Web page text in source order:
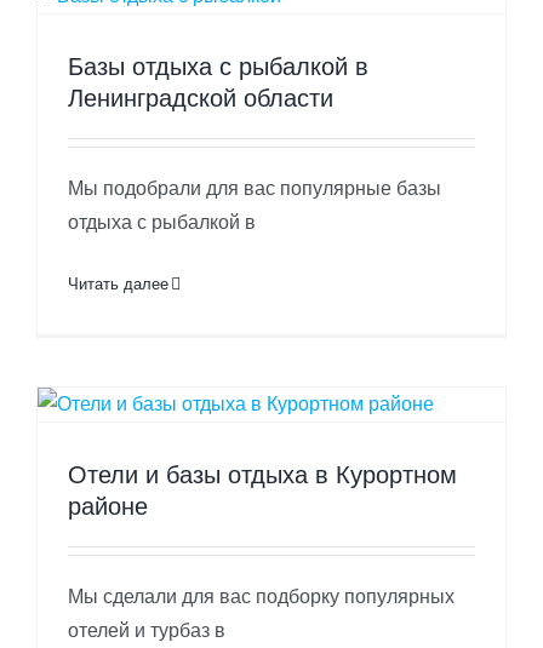
Базы отдыха с рыбалкой в
Ленинградской области
Мы подобрали для вас популярные базы
отдыха с рыбалкой в
Читать далее
Отели и базы отдыха в Курортном
районе
Мы сделали для вас подборку популярных
отелей и турбаз в